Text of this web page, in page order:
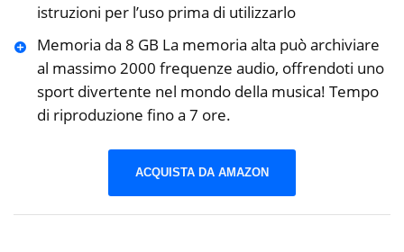
istruzioni per l’uso prima di utilizzarlo
Memoria da 8 GB La memoria alta può archiviare
al massimo 2000 frequenze audio, offrendoti uno
sport divertente nel mondo della musica! Tempo
di riproduzione fino a 7 ore.
ACQUISTA DA AMAZON